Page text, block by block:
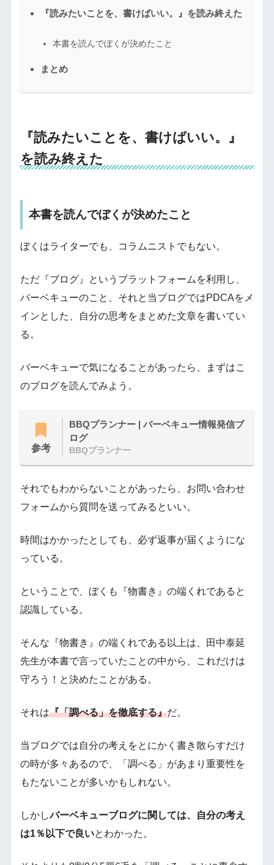
『読みたいことを、書けばいい。』を読み終えた
本書を読んでぼくが決めたこと
まとめ
『読みたいことを、書けばいい。』
を読み終えた
本書を読んでぼくが決めたこと
ぼくはライターでも、コラムニストでもない。
ただ『ブログ』というプラットフォームを利用し、
バーベキューのこと、それと当ブログではPDCAをメ
インとした、自分の思考をまとめた文章を書いてい
る。
バーベキューで気になることがあったら、まずはこ
のブログを読んでみよう。
参考
BBQプランナー | バーベキュー情報発信ブ
ログ
BBQプランナー
それでもわからないことがあったら、お問い合わせ
フォームから質問を送ってみるといい。
時間はかかったとしても、必ず返事が届くようにな
っている。
ということで、ぼくも『物書き』の端くれであると
認識している。
そんな『物書き』の端くれである以上は、田中泰延
先生が本書で言っていたことの中から、これだけは
守ろう！と決めたことがある。
それは『「調べる」を徹底する』だ。
当ブログでは自分の考えをとにかく書き散らすだけ
の時が多々あるので、「調べる」があまり重要性を
もたないことが多いかもしれない。
しかしバーベキューブログに関しては、自分の考え
は1％以下で良いとわかった。